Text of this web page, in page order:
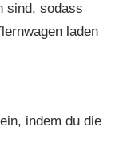
sind, sodass
laden
indem du die